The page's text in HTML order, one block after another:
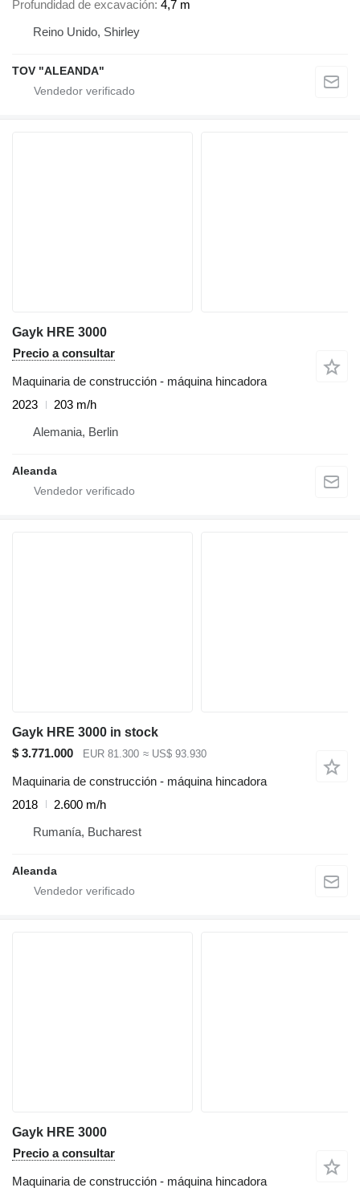
Profundidad de excavación 4,7 m
Reino Unido, Shirley
TOV "ALEANDA"
Gayk HRE 3000
Precio a consultar
Maquinaria de construcción - máquina hincadora
2023
203 m/h
Alemania, Berlin
Aleanda
Gayk HRE 3000 in stock
$ 3.771.000
EUR 81.300 ≈ US$ 93.930
Maquinaria de construcción - máquina hincadora
2018
2.600 m/h
Rumanía, Bucharest
Aleanda
Gayk HRE 3000
Precio a consultar
Maquinaria de construcción - máquina hincadora